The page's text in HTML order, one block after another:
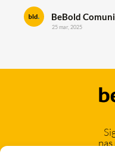
BeBold
25 mar, 2025